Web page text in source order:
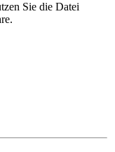
Sie die Datei